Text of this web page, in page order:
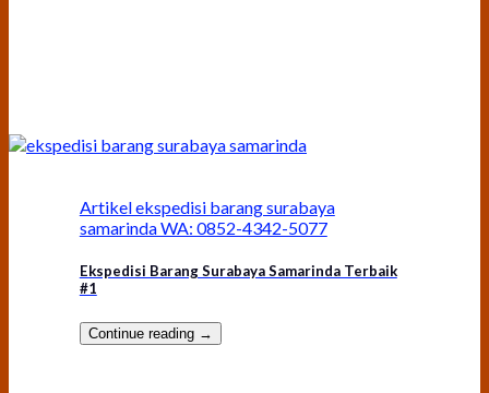
Artikel ekspedisi barang surabaya
samarinda WA: 0852-4342-5077
Ekspedisi Barang Surabaya Samarinda Terbaik
#1
Continue reading →